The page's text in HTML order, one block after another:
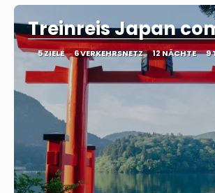
Treinreis Japan
5 ZIELE 6 VERKEHRSNETZ 12 NÄCHTE 9